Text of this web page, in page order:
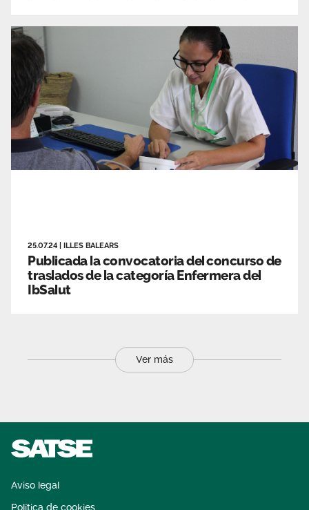
25.07.24 ILLES BALEARS
Publicada la convocatoria del concurso de
traslados de la categoría Enfermera del
IbSalut
Ver más
Aviso legal
Política de cookies